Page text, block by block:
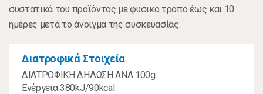
συστατικά του προϊόντος με φυσικό τρόπο έως και 10
ημέρες μετά το άνοιγμα της συσκευασίας.
Διατροφικά Στοιχεία
ΔΙΑΤΡΟΦΙΚΗ ΔΗΛΩΣΗ ΑΝΑ 100g:
Ενέργεια 380kJ/90kcal